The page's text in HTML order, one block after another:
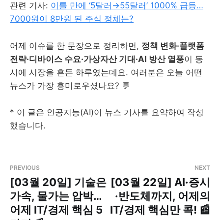
관련 기사: 이틀 만에 ‘5달러→55달러’ 1000% 급등…
7000원이 8만원 된 주식 정체는?
어제 이슈를 한 문장으로 정리하면, 정책 변화·플랫폼
전략·디바이스 수요·가상자산 기대·AI 방산 열풍이 동
시에 시장을 흔든 하루였는데요. 여러분은 오늘 어떤
뉴스가 가장 흥미로우셨나요? 💬
* 이 글은 인공지능(AI)이 뉴스 기사를 요약하여 작성
했습니다.
PREVIOUS
[03월 20일] 기술은
가속, 물가는 압박…
어제 IT/경제 핵심 5
NEXT
[03월 22일] AI·증시
·반도체까지, 어제의
IT/경제 핵심만 콕! 📰